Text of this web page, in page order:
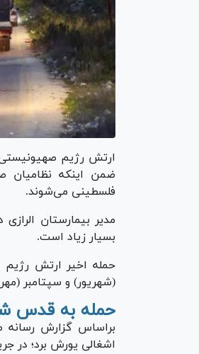
ضمن اینکه نظامیان
فلسطینی می‌شوند.
مدیر بیمارستان
بسیار زیاد است.
حمله اخیر ارتش
(شهریور) و سپتامبر
حمله به قدس
براساس گزارش
اشغالی یورش برد؛ در